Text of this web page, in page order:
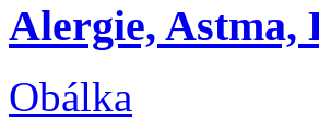
Alergie, Astma,
Obálka